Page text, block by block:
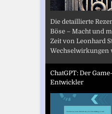
Die detaillierte
Böse – Macht und
Zeit von Leonhard
Wechselwirkungen
ChatGPT: Der
Entwickler